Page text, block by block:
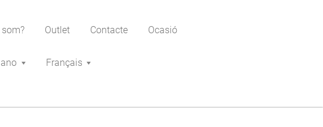
som? Outlet Contacte Ocasió
Français